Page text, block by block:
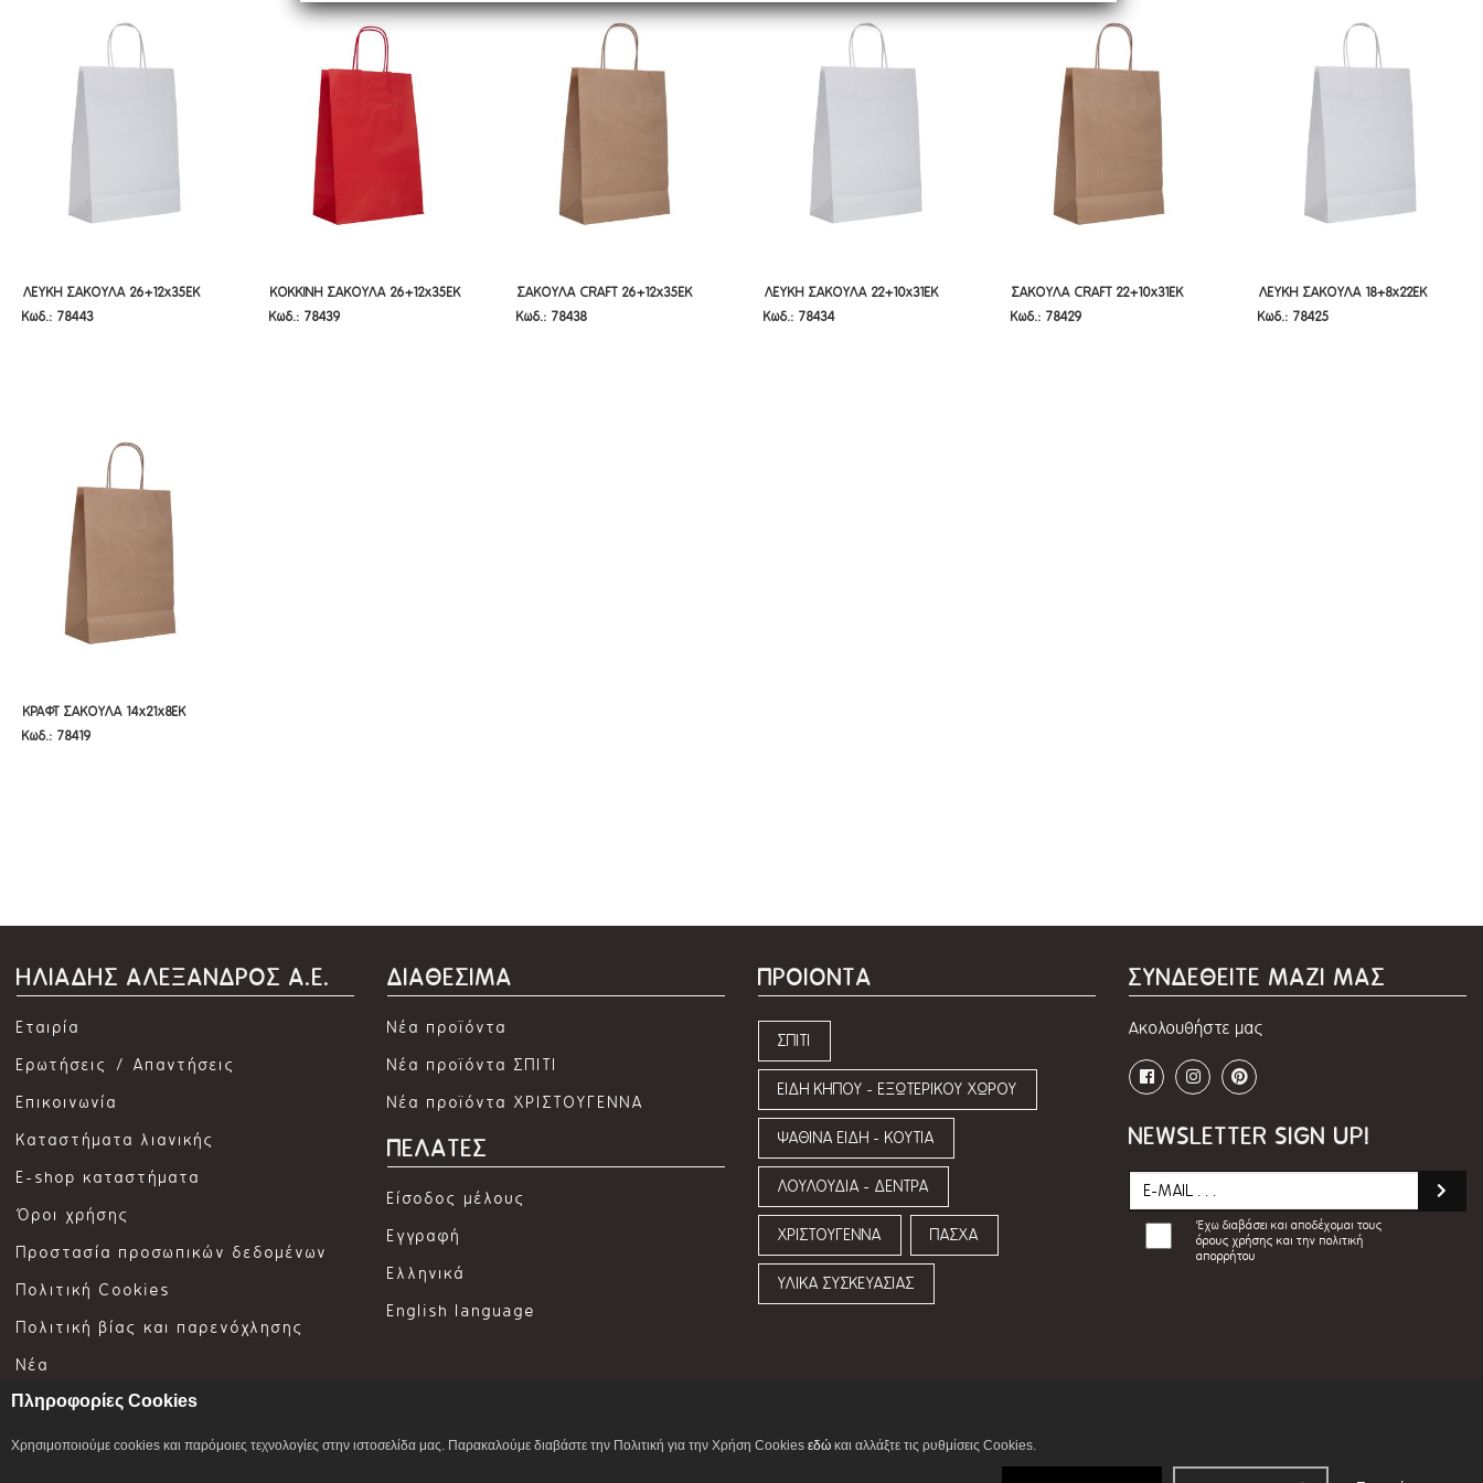
ΛΕΥΚΗ ΣΑΚΟΥΛΑ 26+12X35EK
ΣΤΡΙΦΤΟ ΧΕΡΙ
ΛΕΥΚΗ ΣΑΚΟΥΛΑ 26+12x35EK
ΣΤΡΙΦΤΟ ΧΕΡΙ
Κωδ.: 78443
ΚΟΚΚΙΝΗ ΣΑΚΟΥΛΑ 26+12X35EK
ΣΤΡΙΦΤΟ ΧΕΡΙ
ΚΟΚΚΙΝΗ ΣΑΚΟΥΛΑ 26+12x35EK
ΣΤΡΙΦΤΟ ΧΕΡΙ
Κωδ.: 78439
ΣΑΚΟΥΛΑ CRAFT 26+12X35EK
ΣΤΡΙΦΤΟ ΧΕΡΙ
ΣΑΚΟΥΛΑ CRAFT 26+12x35EK
ΣΤΡΙΦΤΟ ΧΕΡΙ
Κωδ.: 78438
ΛΕΥΚΗ ΣΑΚΟΥΛΑ 22+10X31EK
ΣΤΡΙΦΤΟ ΧΕΡΙ
ΛΕΥΚΗ ΣΑΚΟΥΛΑ 22+10x31EK
ΣΤΡΙΦΤΟ ΧΕΡΙ
Κωδ.: 78434
ΣΑΚΟΥΛΑ CRAFT 22+10X31EK
ΣΤΡΙΦΤΟ ΧΕΡΙ
ΣΑΚΟΥΛΑ CRAFT 22+10x31EK
ΣΤΡΙΦΤΟ ΧΕΡΙ
Κωδ.: 78429
ΛΕΥΚΗ ΣΑΚΟΥΛΑ 18+8X22EK
ΣΤΡΙΦΤΟ ΧΕΡΙ
ΛΕΥΚΗ ΣΑΚΟΥΛΑ 18+8x22EK
ΣΤΡΙΦΤΟ ΧΕΡΙ
Κωδ.: 78425
ΚΡΑΦΤ ΣΑΚΟΥΛΑ 14X21X8EK
ΣΤΡΙΦΤΟ ΧΕΡΙ
ΚΡΑΦΤ ΣΑΚΟΥΛΑ 14x21x8EK
ΣΤΡΙΦΤΟ ΧΕΡΙ
Κωδ.: 78419
ΗΛΙΑΔΗΣ ΑΛΕΞΑΝΔΡΟΣ Α.Ε.
Εταιρία
Ερωτήσεις / Απαντήσεις
Επικοινωνία
Καταστήματα λιανικής
E-shop καταστήματα
Όροι χρήσης
Προστασία προσωπικών δεδομένων
Πολιτική Cookies
Πολιτική βίας και παρενόχλησης
Νέα
Αναζήτηση φωτογραφίας
ΔΙΑΘΕΣΙΜΑ
Νέα προϊόντα
Νέα προϊόντα ΣΠΙΤΙ
Νέα προϊόντα ΧΡΙΣΤΟΥΓΕΝΝΑ
ΠΕΛΑΤΕΣ
Είσοδος μέλους
Εγγραφή
Ελληνικά
English language
ΠΡΟΙΟΝΤΑ
ΣΠΙΤΙ
ΕΙΔΗ ΚΗΠΟΥ - ΕΞΩΤΕΡΙΚΟΥ ΧΩΡΟΥ
ΨΑΘΙΝΑ ΕΙΔΗ - ΚΟΥΤΙΑ
ΛΟΥΛΟΥΔΙΑ - ΔΕΝΤΡΑ
ΧΡΙΣΤΟΥΓΕΝΝΑ ΠΑΣΧΑ
ΥΛΙΚΑ ΣΥΣΚΕΥΑΣΙΑΣ
ΣΥΝΔΕΘΕΙΤΕ ΜΑΖΙ ΜΑΣ
Ακολουθήστε μας
NEWSLETTER SIGN UP!
Έχω διαβάσει και αποδέχομαι τους
όρους χρήσης και την πολιτική
απορρήτου
Πληροφορίες Cookies
Χρησιμοποιούμε cookies και παρόμοιες τεχνολογίες στην ιστοσελίδα μας. Παρακαλούμε διαβάστε την Πολιτική για την Χρήση Cookies εδώ και αλλάξτε τις ρυθμίσεις Cookies.